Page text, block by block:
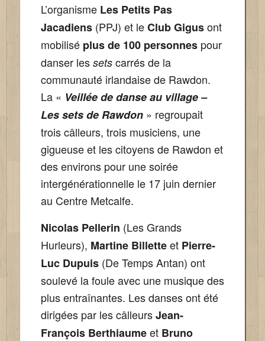
L’organisme Les Petits Pas
Jacadiens (PPJ) et leClub Gigusont
mobilisé plus de 100 personnespour
danser les setscarrés de la
communauté irlandaise de Rawdon.
La « Veillée dedanse au village –
Les sets de Rawdon » regroupait
trois câlleurs, trois musiciens, une
gigueuse et les citoyens de Rawdon et
des environs pour une soirée
intergénérationnelle le 17 juin dernier
au Centre Metcalfe.
Nicolas Pellerin (Les Grands
Hurleurs), Martine Billetteet Pierre-
Luc Dupuis(De Temps Antan) ont
soulevé la foule avec une musique des
plus entraînantes. Les danses ont été
dirigées par les câlleursJean-
François Berthiaumeet Bruno